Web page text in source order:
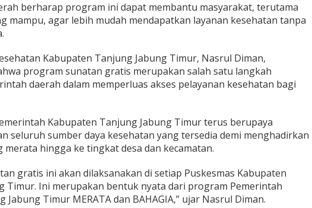
berharap program ini dapat membantu masyarakat, terutama
mampu, agar lebih mudah mendapatkan layanan kesehatan tanpa
Kabupaten Tanjung Jabung Timur, Nasrul Diman,
program sunatan gratis merupakan salah satu langkah
daerah dalam memperluas akses pelayanan kesehatan bagi
Kabupaten Tanjung Jabung Timur terus berupaya
seluruh sumber daya kesehatan yang tersedia demi menghadirkan
merata hingga ke tingkat desa dan kecamatan.
gratis ini akan dilaksanakan di setiap Puskesmas Kabupaten
Timur. Ini merupakan bentuk nyata dari program Pemerintah
Jabung Timur MERATA dan BAHAGIA,” ujar Nasrul Diman.